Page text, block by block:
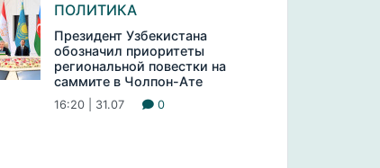
ПОЛИТИКА
Президент Узбекистана
обозначил приоритеты
региональной повестки на
саммите в Чолпон-Ате
16:20 | 31.07 0